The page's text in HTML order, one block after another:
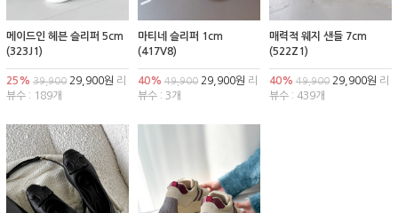
메이드인 헤븐 슬리퍼 5cm
(323J1)
25% 39,900 29,900원 리
뷰수 : 189개
마티네 슬리퍼 1cm
(417V8)
40% 49,90029,900원 리
뷰수 : 3개
매력적 웨지 샌들 7cm
(522Z1)
40% 49,90029,900원 리
뷰수 : 439개